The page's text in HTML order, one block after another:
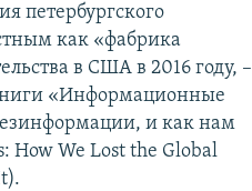
петербургского
как «фабрика
в США в 2016 году, –
«Информационные
и как нам
How We Lost the Global